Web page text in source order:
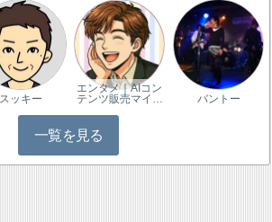
スッキー
エンタメ｜AIコン
テンツ販売マイ…
バントー
一覧を見る